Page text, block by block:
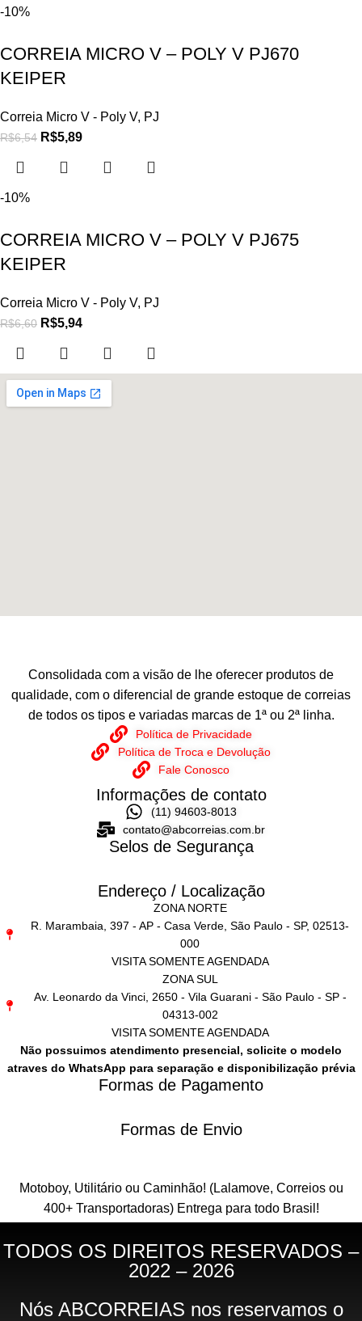
-10%
CORREIA MICRO V – POLY V PJ670
KEIPER
Correia Micro V - Poly V, PJ
R$6,54 R$5,89
-10%
CORREIA MICRO V – POLY V PJ675
KEIPER
Correia Micro V - Poly V, PJ
R$6,60 R$5,94
Consolidada com a visão de lhe oferecer produtos de
qualidade, com o diferencial de grande estoque de correias
de todos os tipos e variadas marcas de 1ª ou 2ª linha.
Política de Privacidade
Política de Troca e Devolução
Fale Conosco
Informações de contato
(11) 94603-8013
contato@abcorreias.com.br
Selos de Segurança
Endereço / Localização
ZONA NORTE
R. Marambaia, 397 - AP - Casa Verde, São Paulo - SP, 02513-
000
VISITA SOMENTE AGENDADA
ZONA SUL
Av. Leonardo da Vinci, 2650 - Vila Guarani - São Paulo - SP -
04313-002
VISITA SOMENTE AGENDADA
Não possuimos atendimento presencial, solicite o modelo
atraves do WhatsApp para separação e disponibilização prévia
Formas de Pagamento
Formas de Envio
Motoboy, Utilitário ou Caminhão! (Lalamove, Correios ou
400+ Transportadoras) Entrega para todo Brasil!
TODOS OS DIREITOS RESERVADOS –
2022 – 2026
Nós ABCORREIAS nos reservamos o